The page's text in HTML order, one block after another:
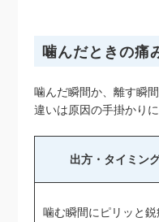
噛んだときの痛
噛んだ瞬間か、離す瞬
違いは原因の手掛かりに
出方・タイミン
噛む瞬間にピリッと鋭